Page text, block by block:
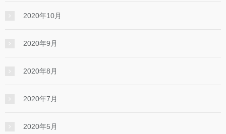
2020年10月
2020年9月
2020年8月
2020年7月
2020年5月